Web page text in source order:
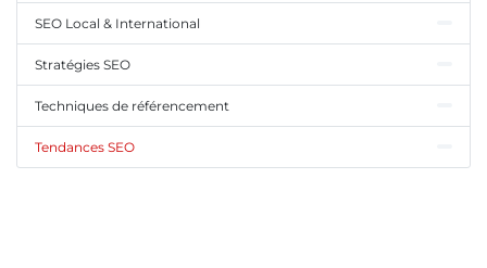
SEO Local & International
Stratégies SEO
Techniques de référencement
Tendances SEO